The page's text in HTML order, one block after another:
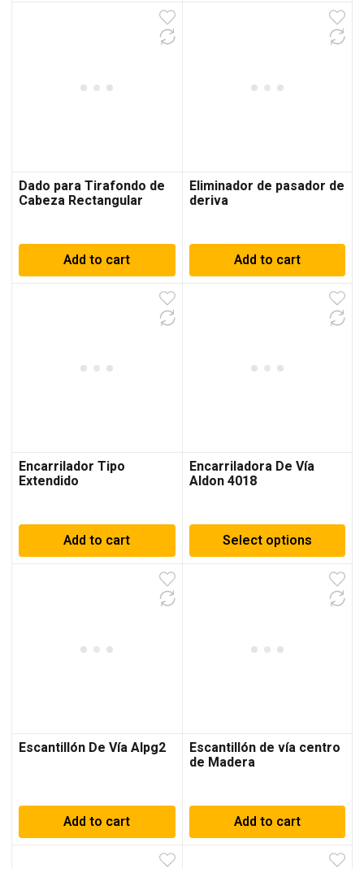
Dado para Tirafondo de
Cabeza Rectangular
Add to cart
Eliminador de pasador de
deriva
Add to cart
Encarrilador Tipo
Extendido
Add to cart
Encarriladora De Vía
Aldon 4018
Select options
Escantillón De Vía Alpg2
Add to cart
Escantillón de vía centro
de Madera
Add to cart